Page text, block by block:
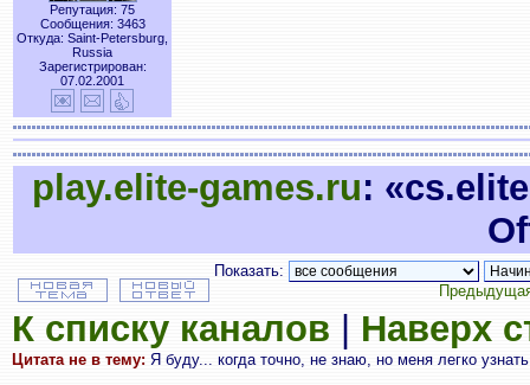
Репутация: 75
Сообщения: 3463
Откуда: Saint-Petersburg,
Russia
Зарегистрирован:
07.02.2001
play.elite-games.ru:
Показать:
К списку каналов Наверх
Цитата не в тему: Я буду... когда точно, не знаю, но меня легко